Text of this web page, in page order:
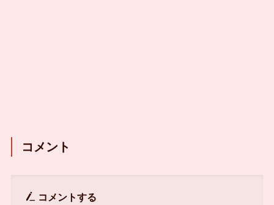
コメント
コメントする